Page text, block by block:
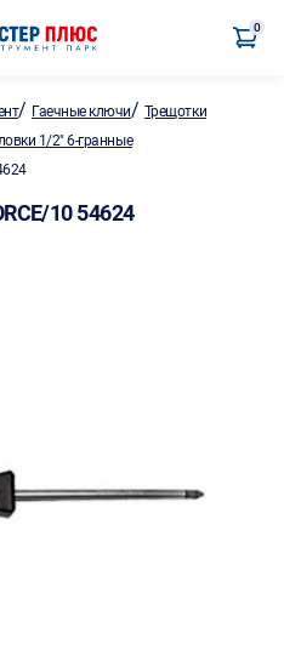
0
/ Гаечные ключи/ Трещотки
1/2" 6-гранные
10 54624